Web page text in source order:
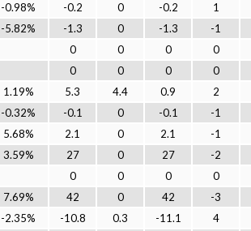
-0.98% -0.2 0 -0.2
1
-5.82% -1.3 0 -1.3
-1
0 0 0
0
0 0 0
0
1.19% 5.3 4.4 0.9
2
-0.32% -0.1 0 -0.1
-1
5.68% 2.1 0 2.1
-1
3.59% 27 0 27
-2
0 0 0
0
7.69% 42 0 42
-3
-2.35% -10.8 0.3 -11.1
4